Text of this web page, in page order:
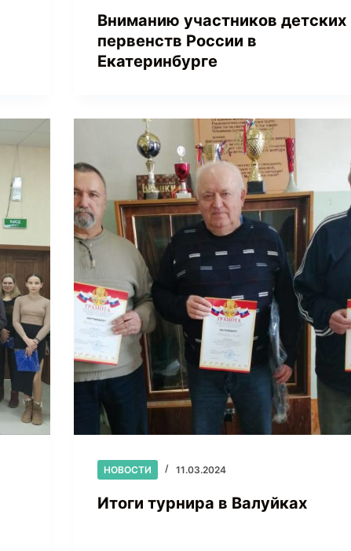
Вниманию участников детских
первенств России в
Екатеринбурге
НОВОСТИ 11.03.2024
Итоги турнира в Валуйках